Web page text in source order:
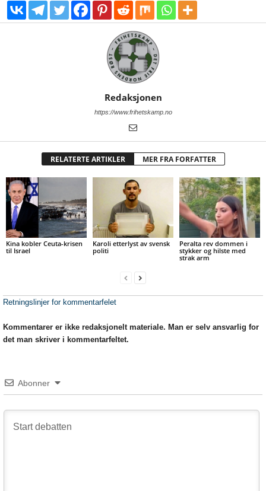
Redaksjonen
https://www.frihetskamp.no
RELATERTE ARTIKLER MER FRA FORFATTER
Kina kobler Ceuta-krisen
til Israel
Karoli etterlyst av svensk
politi
Peralta rev dommen i
stykker og hilste med
strak arm
Retningslinjer for kommentarfelet
Kommentarer er ikke redaksjonelt materiale. Man er selv ansvarlig for
det man skriver i kommentarfeltet.
Abonner